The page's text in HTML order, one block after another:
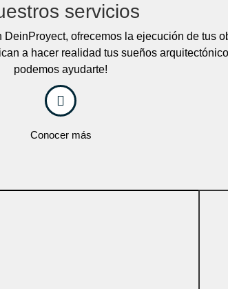
servicios
ofrecemos la ejecución de tus
a hacer realidad tus sueños
podemos ayudarte!
Conocer más